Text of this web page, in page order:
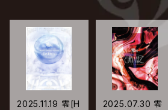
A〜 at LINE CU
BE SHIBUYA【T
ype-A】
L〜DYSTOPI
A〜 at LINE CU
BE SHIBUYA【T
ype-B】
2025.11.19 零[H
2025.07.30 零